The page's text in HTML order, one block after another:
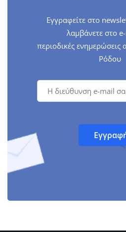
Εγγραφείτε στο
λαμβάνετε στο
περιοδικές
Ρόδου